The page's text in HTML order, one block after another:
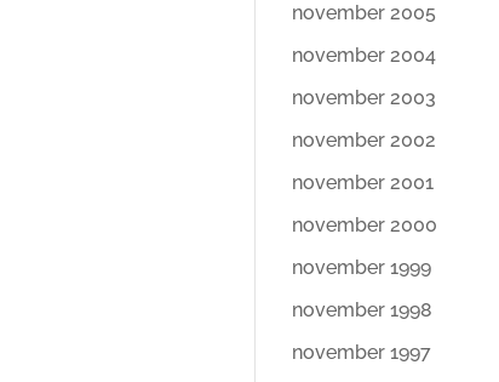
november 2005
november 2004
november 2003
november 2002
november 2001
november 2000
november 1999
november 1998
november 1997